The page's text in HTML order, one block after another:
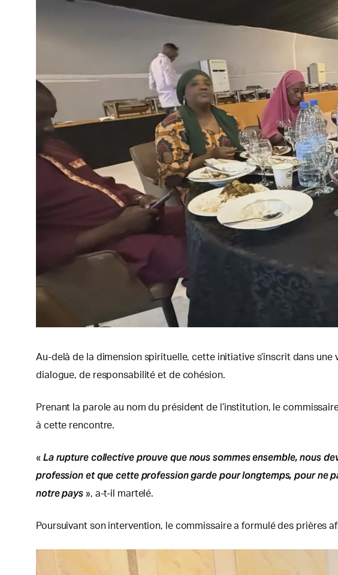
Au-delà de la dimension spirituelle, cette initiative s’inscrit dans
dialogue, de responsabilité et de cohésion.
Prenant la parole au nom du président de l’institution, le
à cette rencontre.
« La rupture collective prouve que nous sommes ensemble, nous
profession et que cette profession garde pour longtemps, pour ne
notre pays », a-t-il martelé.
Poursuivant son intervention, le commissaire a formulé des prières